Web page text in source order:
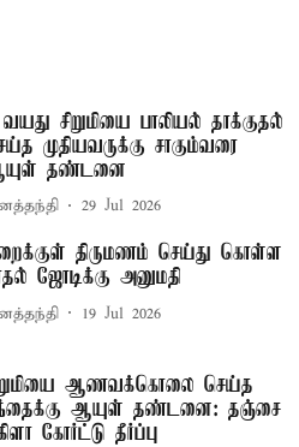
சிறுமியை பாலியல் தாக்குதல்
முதியவருக்கு சாகும்வரை
தண்டனை
29 Jul 2026
திருமணம் செய்து கொள்ள
ஜோடிக்கு அனுமதி
19 Jul 2026
ஆணவக்கொலை செய்த
ஆயுள் தண்டனை: தஞ்சை
கோர்ட்டு தீர்ப்பு